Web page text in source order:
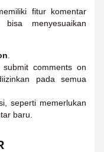
fitur komentar
menyesuaikan
comments on
pada semua
seperti memerlukan
baru.